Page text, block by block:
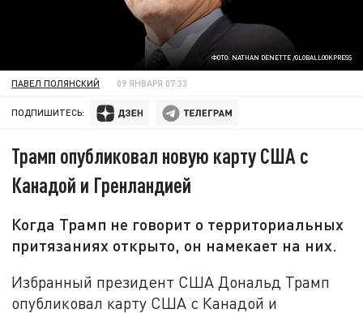
ФОТО: NATHAN DENETTE /GLOBALLOOKPRESS
ПАВЕЛ ПОЛЯНСКИЙ 09 ЯНВАРЯ 07:33
ПОДПИШИТЕСЬ:
Трамп опубликовал новую карту США с
Канадой и Гренландией
Когда Трамп не говорит о территориальных
притязаниях открыто, он намекает на них.
Избранный президент США Дональд Трамп
опубликовал карту США с Канадой и